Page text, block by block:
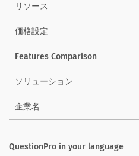
リソース
価格設定
Features Comparison
ソリューション
企業名
QuestionPro in your language